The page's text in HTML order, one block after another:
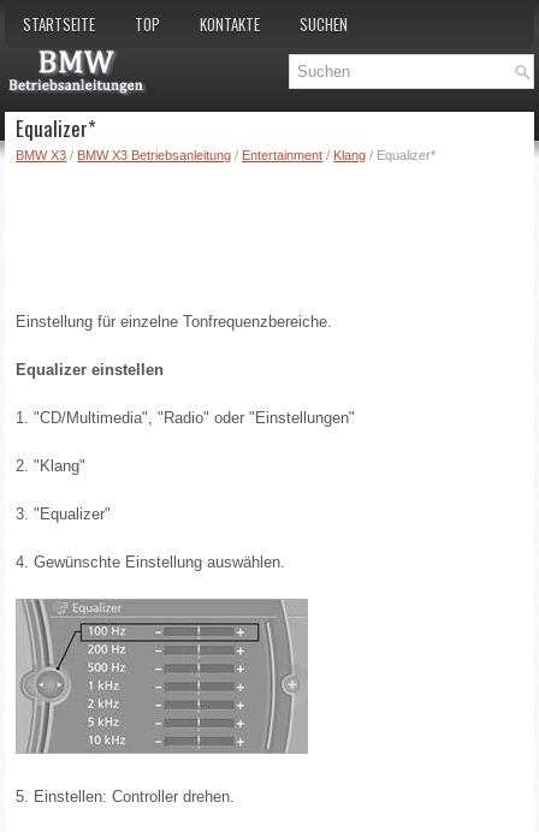
STARTSEITE TOP KONTAKTE SUCHEN
Equalizer*
BMW X3 / BMW X3 Betriebsanleitung / Entertainment / Klang / Equalizer*
Einstellung für einzelne Tonfrequenzbereiche.
Equalizer einstellen
1. "CD/Multimedia", "Radio" oder "Einstellungen"
2. "Klang"
3. "Equalizer"
4. Gewünschte Einstellung auswählen.
5. Einstellen: Controller drehen.